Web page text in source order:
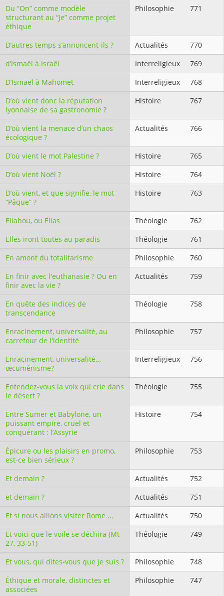
Du “On” comme modèle
structurant au “Je” comme projet
éthique
Philosophie 771
D’autres temps s’annoncent-ils ? Actualités
770
d’Ismaël à Israël
Interreligieux
769
D’Ismaël à Mahomet
Interreligieux
768
D’où vient donc la réputation
lyonnaise de sa gastronomie ?
Histoire 767
D’où vient la menace d’un chaos
écologique ?
Actualités 766
D’où vient le mot Palestine ? Histoire
765
D’où vient Noël ?
Histoire
764
D’où vient, et que signifie, le mot
“Pâque” ?
Histoire 763
Eliahou, ou Elias Théologie
762
Elles iront toutes au paradis
Théologie
761
En amont du totalitarisme
Philosophie
760
En finir avec l'euthanasie ? Ou en
finir avec la vie ?
Actualités 759
En quête des indices de
transcendance
Théologie 758
Enracinement, universalité, au
carrefour de l'identité
Philosophie 757
Enracinement, universalité…
œcuménisme?
Interreligieux 756
Entendez-vous la voix qui crie dans
le désert ?
Théologie 755
Entre Sumer et Babylone, un
puissant empire, cruel et
conquérant : l’Assyrie
Histoire 754
Épicure ou les plaisirs en promo,
est-ce bien sérieux ?
Philosophie 753
Et demain ? Actualités
752
et demain ?
Actualités
751
Et si nous allions visiter Rome ...
Actualités
750
Et voici que le voile se déchira (Mt
27, 33-51)
Théologie 749
Et vous, qui dites-vous que je suis ? Philosophie
748
Éthique et morale, distinctes et
associées
Philosophie 747